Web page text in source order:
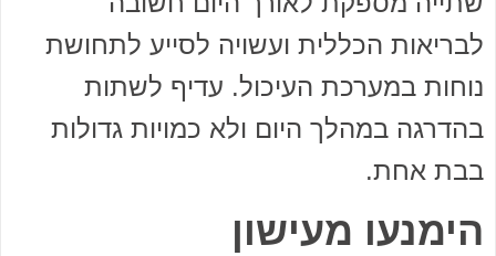
לבריאות הכללית ועשויה לסייע לתחושת
נוחות במערכת העיכול. עדיף לשתות
בהדרגה במהלך היום ולא כמויות גדולות
בבת אחת.
הימנעו מעישון